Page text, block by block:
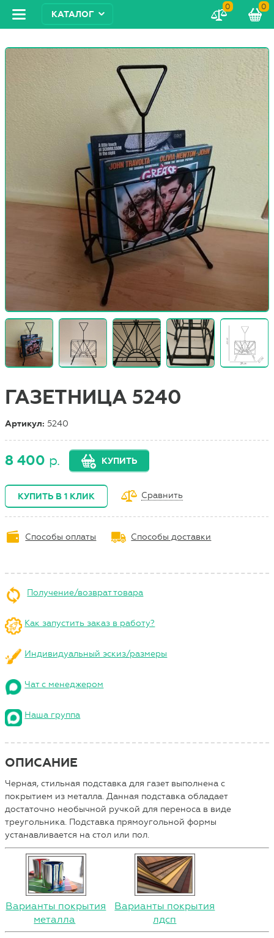
КАТАЛОГ
0 0
ГАЗЕТНИЦА 5240
Артикул: 5240
8 400 р. КУПИТЬ
КУПИТЬ В 1 КЛИК Сравнить
Способы оплаты Способы доставки
Получение/возврат товара
Как запустить заказ в работу?
Индивидуальный эскиз/размеры
Чат с менеджером
Наша группа
ОПИСАНИЕ
Черная, стильная подставка для газет выполнена с
покрытием из металла. Данная подставка обладает
достаточно необычной ручкой для переноса в виде
треугольника. Подставка прямоугольной формы
устанавливается на стол или пол.
Варианты покрытия
металла
Варианты покрытия
лдсп